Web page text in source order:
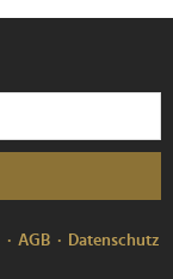
AGB
Datenschutz